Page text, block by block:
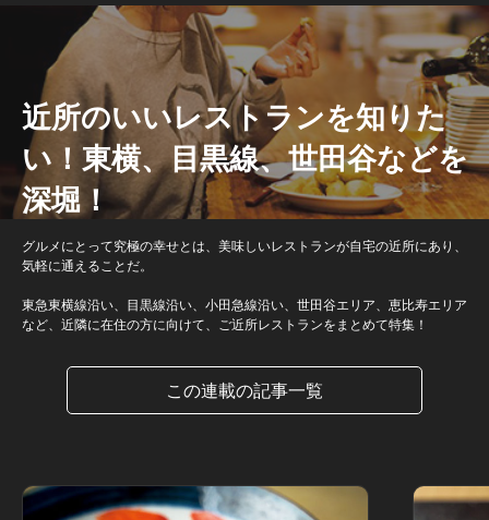
近所のいいレストランを知りた
い！東横、目黒線、世田谷などを
深堀！
グルメにとって究極の幸せとは、美味しいレストランが自宅の近所にあり、
気軽に通えることだ。
東急東横線沿い、目黒線沿い、小田急線沿い、世田谷エリア、恵比寿エリア
など、近隣に在住の方に向けて、ご近所レストランをまとめて特集！
この連載の記事一覧